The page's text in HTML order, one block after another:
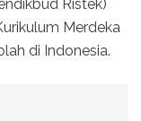
Ristek)
Merdeka
di Indonesia.